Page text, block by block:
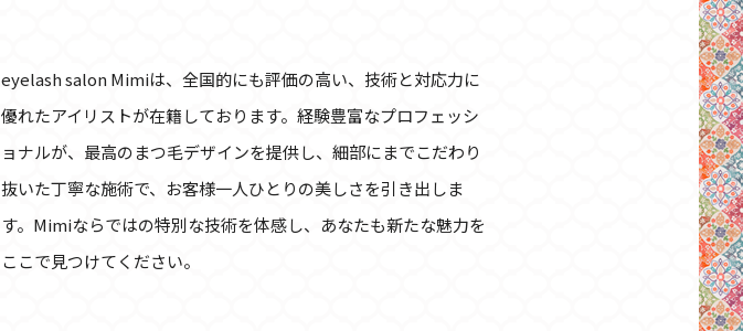
eyelash salon Mimiは、全国的にも評価の高い、技術と対応力に
優れたアイリストが在籍しております。経験豊富なプロフェッシ
ョナルが、最高のまつ毛デザインを提供し、細部にまでこだわり
抜いた丁寧な施術で、お客様一人ひとりの美しさを引き出しま
す。Mimiならではの特別な技術を体感し、あなたも新たな魅力を
ここで見つけてください。